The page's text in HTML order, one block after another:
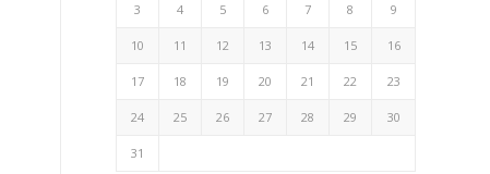
3 4 5 6 7 8 9
10 11 12 13 14 15 16
17 18 19 20 21 22 23
24 25 26 27 28 29 30
31